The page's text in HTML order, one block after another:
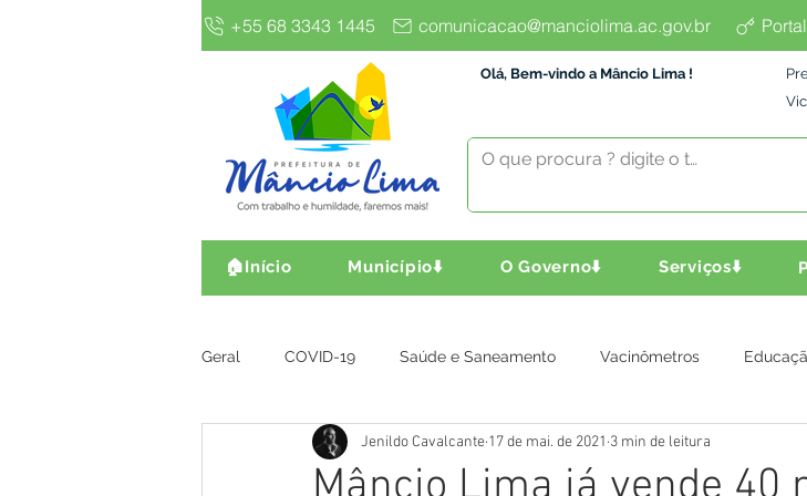
+55 68 3343 1445 comunicacao@manciolima.ac.gov.br
Olá, Bem-vindo a Mâncio Lima !
🏠Início Município⬇️ O Governo⬇️ Serviços⬇️
Geral COVID-19 Saúde e Saneamento Vacinômetros
Gestão e Finanças Infra, Obra e Transporte Assistência Social
Jenildo Cavalcante 17 de mai. de 2021 3 min de leitura